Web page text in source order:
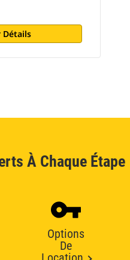
Détails
À Chaque Étape
Options
De